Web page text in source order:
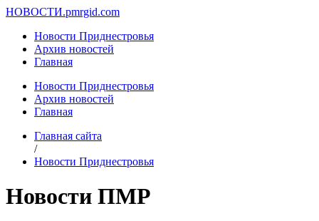
НОВОСТИ.pmrgid.com
Новости Приднестровья
Архив новостей
Главная
Новости Приднестровья
Архив новостей
Главная
Главная сайта
/
Новости Приднестровья
Новости ПМР